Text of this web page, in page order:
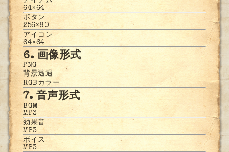
64×64
ボタン
256×80
アイコン
64×64
6. 画像形式
PNG
背景透過
RGBカラー
7. 音声形式
BGM
MP3
効果音
MP3
ボイス
MP3